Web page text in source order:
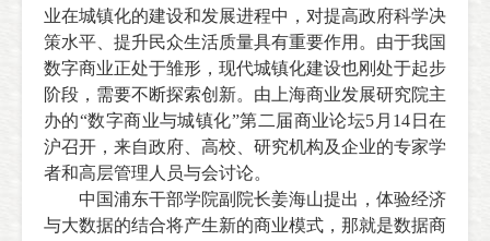
业在城镇化的建设和发展进程中，对提高政府科学决
策水平、提升民众生活质量具有重要作用。由于我国
数字商业正处于雏形，现代城镇化建设也刚处于起步
阶段，需要不断探索创新。由上海商业发展研究院主
办的“数字商业与城镇化”第二届商业论坛5月14日在
沪召开，来自政府、高校、研究机构及企业的专家学
者和高层管理人员与会讨论。
中国浦东干部学院副院长姜海山提出，体验经济
与大数据的结合将产生新的商业模式，那就是数据商